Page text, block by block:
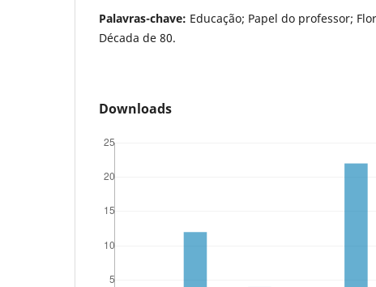
Palavras-chave: Educação; Papel do professor;
Década de 80.
Downloads